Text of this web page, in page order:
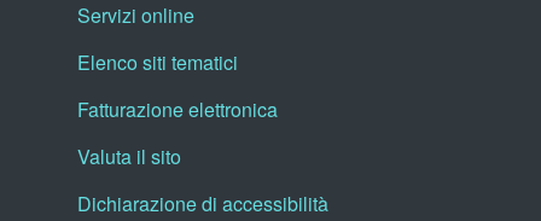
Servizi online
Elenco siti tematici
Fatturazione elettronica
Valuta il sito
Dichiarazione di accessibilità